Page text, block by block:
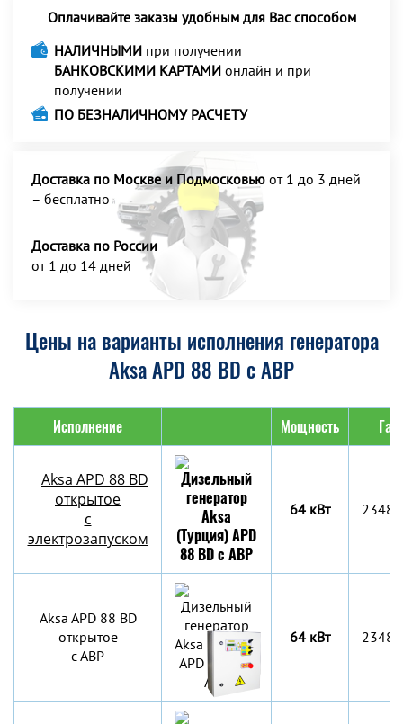
Оплачивайте заказы удобным для Вас способом
НАЛИЧНЫМИ при получении
БАНКОВСКИМИ КАРТАМИ онлайн и при
получении
ПО БЕЗНАЛИЧНОМУ РАСЧЕТУ
Доставка по Москве и Подмосковью от 1 до 3 дней
– бесплатно
Доставка по России
от 1 до 14 дней
Цены на варианты исполнения генератора
Aksa APD 88 BD с АВР
Исполнение Мощность
Aksa APD 88 BD
открытое
с
электрозапуском
64 кВт
Aksa APD 88 BD
открытое
с АВР
64 кВт